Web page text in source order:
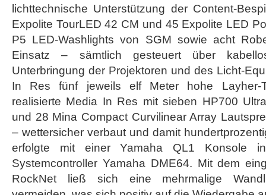
lichttechnische Unterstützung der Content-
Expolite TourLED 42 CM und 45 Expolite LED
P5 LED-Washlights von SGM sowie acht
Einsatz – sämtlich gesteuert über
Unterbringung der Projektoren und des Licht-
In Res fünf jeweils elf Meter hohe Layher-
realisierte Media In Res mit sieben HP700
und 28 Mina Compact Curvilinear Array
– wettersicher verbaut und damit
erfolgte mit einer Yamaha QL1 Konsole
Systemcontroller Yamaha DME64. Mit dem
RockNet ließ sich eine mehrmalige